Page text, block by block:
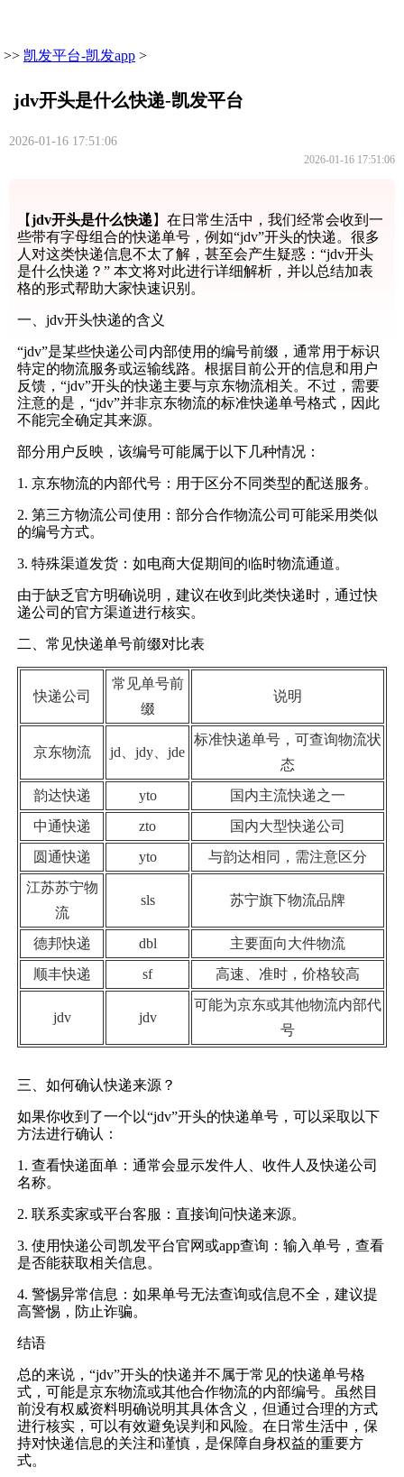
>> 凯发平台-凯发app >
jdv开头是什么快递-凯发平台
2026-01-16 17:51:06
2026-01-16 17:51:06
【jdv开头是什么快递 】在日常生活中，我们经常会收到一
些带有字母组合的快递单号，例如“jdv”开头的快递。很多
人对这类快递信息不太了解，甚至会产生疑惑：“jdv开头
是什么快递？” 本文将对此进行详细解析，并以总结加表
格的形式帮助大家快速识别。
一、jdv开头快递的含义
“jdv”是某些快递公司内部使用的编号前缀，通常用于标识
特定的物流服务或运输线路。根据目前公开的信息和用户
反馈，“jdv”开头的快递主要与京东物流相关。不过，需要
注意的是，“jdv”并非京东物流的标准快递单号格式，因此
不能完全确定其来源。
部分用户反映，该编号可能属于以下几种情况：
1. 京东物流的内部代号：用于区分不同类型的配送服务。
2. 第三方物流公司使用：部分合作物流公司可能采用类似
的编号方式。
3. 特殊渠道发货：如电商大促期间的临时物流通道。
由于缺乏官方明确说明，建议在收到此类快递时，通过快
递公司的官方渠道进行核实。
二、常见快递单号前缀对比表
快递公司
常见单号前
缀
说明
京东物流 jd、jdy、jde
标准快递单号，可查询物流状
态
韵达快递
yto
国内主流快递之一
中通快递
zto
国内大型快递公司
圆通快递
yto
与韵达相同，需注意区分
江苏苏宁物
流
sls 苏宁旗下物流品牌
德邦快递 dbl
主要面向大件物流
顺丰快递
sf 高速、准时，价格较高
jdv jdv
可能为京东或其他物流内部代
号
三、如何确认快递来源？
如果你收到了一个以“jdv”开头的快递单号，可以采取以下
方法进行确认：
1. 查看快递面单：通常会显示发件人、收件人及快递公司
名称。
2. 联系卖家或平台客服：直接询问快递来源。
3. 使用快递公司凯发平台官网或app查询：输入单号，查看
是否能获取相关信息。
4. 警惕异常信息：如果单号无法查询或信息不全，建议提
高警惕，防止诈骗。
结语
总的来说，“jdv”开头的快递并不属于常见的快递单号格
式，可能是京东物流或其他合作物流的内部编号。虽然目
前没有权威资料明确说明其具体含义，但通过合理的方式
进行核实，可以有效避免误判和风险。在日常生活中，保
持对快递信息的关注和谨慎，是保障自身权益的重要方
式。